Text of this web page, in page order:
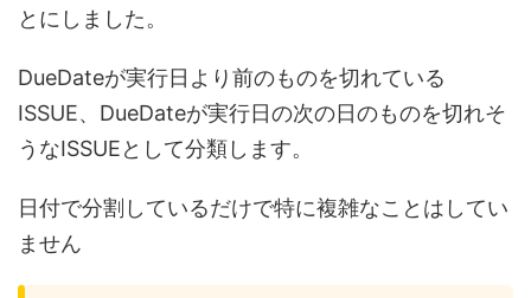
とにしました。
DueDateが実行日より前のものを切れている
ISSUE、DueDateが実行日の次の日のものを切れそ
うなISSUEとして分類します。
日付で分割しているだけで特に複雑なことはしてい
ません